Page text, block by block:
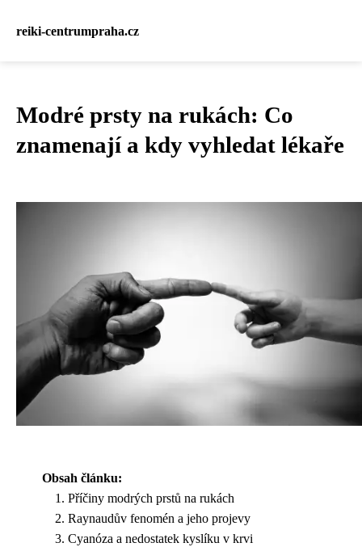
reiki-centrumpraha.cz
Modré prsty na rukách: Co
znamenají a kdy vyhledat lékaře
Obsah článku:
Příčiny modrých prstů na rukách
Raynaudův fenomén a jeho projevy
Cyanóza a nedostatek kyslíku v krvi